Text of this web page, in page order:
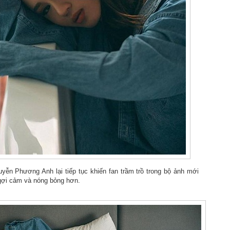
Phương Anh lại tiếp tục khiến fan trầm trồ trong bộ ảnh mới
cảm và nóng bỏng hơn.
SIÊU MẪU AO ZANG - KHI “VẺ ĐẸP LẠNH” TRỞ
THÀNH NGÔN NGỮ QUYỀN LỰC MỚI CỦA THỜI
TRANG CHÂU Á
thế giới thời trang đang dần bão hòa bởi những gương mặt na ná
sự xuất hiện của Ao Zang mang đến một cảm giác khác biệt rõ
không ồn ào, không phô trương, nhưng đủ sắc lạnh để khiến mọi ánh
phải dừng lại lâu hơn một nhịp.
hữu chiều cao lý tưởng cùng tỷ lệ hình thể chuẩn mực của một high-
model, Ao Zang không chỉ “mặc” trang phục, mà anh biến mỗi
đi thành một tuyên ngôn thị giác.
Nét kiêu sa của Hoa hậu Sắc đẹp người Việt Hà Linh
Trong bộ ảnh thời trang vừa được giới thiệu, Hoa hậu Sắc đẹp
Người Việt Hà Linh khiến người xem khó rời mắt khi xuất hiện
thiết kế dạ hội lộng lẫy, tôn trọn vẻ đẹp thanh lịch cùng vóc dáng
sát, Hà Linh khéo léo khoe đường cong mềm mại cùng thần thái